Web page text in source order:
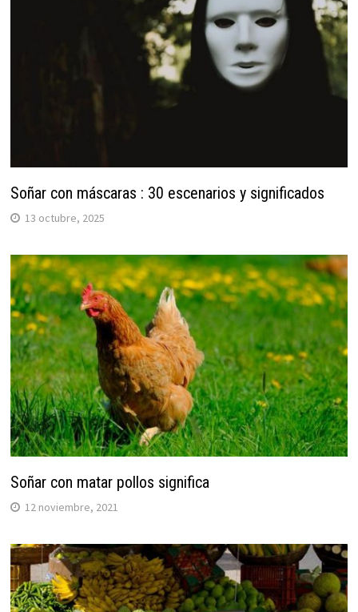
Soñar con máscaras : 30 escenarios y significados
13 octubre, 2025
Soñar con matar pollos significa
12 noviembre, 2021